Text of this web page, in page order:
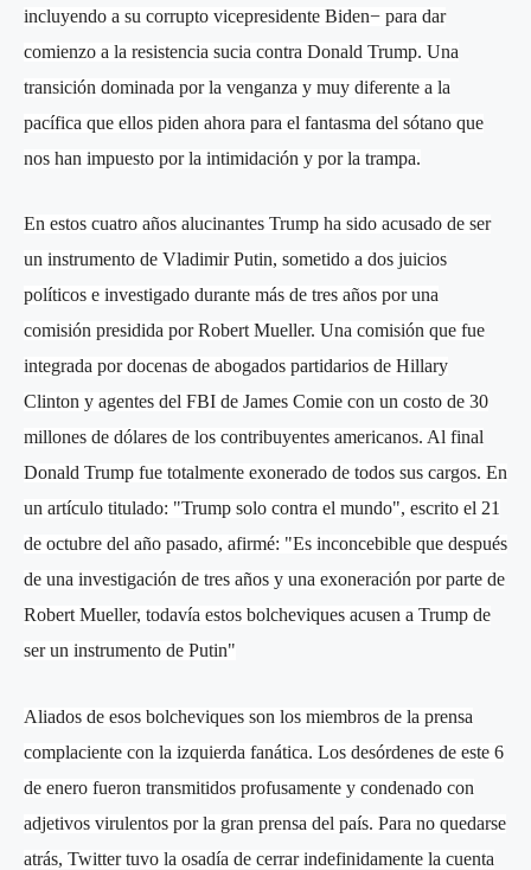
incluyendo a su corrupto vicepresidente Biden− para dar
comienzo a la resistencia sucia contra Donald Trump. Una
transición dominada por la venganza y muy diferente a la
pacífica que ellos piden ahora para el fantasma del sótano que
nos han impuesto por la intimidación y por la trampa.
En estos cuatro años alucinantes Trump ha sido acusado de ser
un instrumento de Vladimir Putin, sometido a dos juicios
políticos e investigado durante más de tres años por una
comisión presidida por Robert Mueller. Una comisión que fue
integrada por docenas de abogados partidarios de Hillary
Clinton y agentes del FBI de James Comie con un costo de 30
millones de dólares de los contribuyentes americanos. Al final
Donald Trump fue totalmente exonerado de todos sus cargos. En
un artículo titulado: "Trump solo contra el mundo", escrito el 21
de octubre del año pasado, afirmé: "Es inconcebible que después
de una investigación de tres años y una exoneración por parte de
Robert Mueller, todavía estos bolcheviques acusen a Trump de
ser un instrumento de Putin"
Aliados de esos bolcheviques son los miembros de la prensa
complaciente con la izquierda fanática. Los desórdenes de este 6
de enero fueron transmitidos profusamente y condenado con
adjetivos virulentos por la gran prensa del país. Para no quedarse
atrás, Twitter tuvo la osadía de cerrar indefinidamente la cuenta